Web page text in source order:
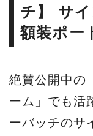
チ】 サ
額装ポー
絶賛公開中の
ーム」でも活
ーバッチのサ